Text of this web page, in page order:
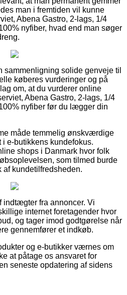
man i fremtiden vil kunne
Abena Gastro, 2-lags, 1/4
nyfiber, hvad end man søger
sammenligning solide genveje til
køberes vurderinger og på
om, at du vurderer online
Abena Gastro, 2-lags, 1/4
nyfiber før du lægger din
måde temmelig ønskværdige
e-butikkens kundefokus.
shops i Danmark hvor folk
som tilmed burde
af kundetilfredsheden.
indtægter fra annoncer. Vi
internet foretagender hvor
og tager imod godtgørelse når
gennemfører et indkøb.
og e-butikker værnes om
at påtage os ansvaret for
seneste opdatering af sidens